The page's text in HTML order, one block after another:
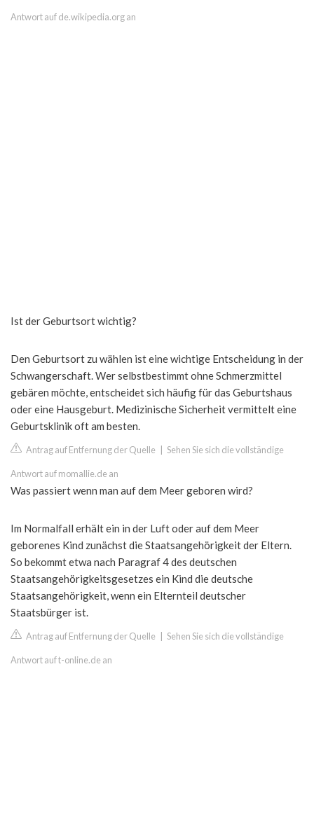
Antwort auf de.wikipedia.org an
Ist der Geburtsort wichtig?
Den Geburtsort zu wählen ist eine wichtige Entscheidung in der
Schwangerschaft. Wer selbstbestimmt ohne Schmerzmittel
gebären möchte, entscheidet sich häufig für das Geburtshaus
oder eine Hausgeburt. Medizinische Sicherheit vermittelt eine
Geburtsklinik oft am besten.
Antrag auf Entfernung der Quelle Sehen Sie sich die vollständige
Antwort auf momallie.de an
Was passiert wenn man auf dem Meer geboren wird?
Im Normalfall erhält ein in der Luft oder auf dem Meer
geborenes Kind zunächst die Staatsangehörigkeit der Eltern.
So bekommt etwa nach Paragraf 4 des deutschen
Staatsangehörigkeitsgesetzes ein Kind die deutsche
Staatsangehörigkeit, wenn ein Elternteil deutscher
Staatsbürger ist.
Antrag auf Entfernung der Quelle Sehen Sie sich die vollständige
Antwort auf t-online.de an